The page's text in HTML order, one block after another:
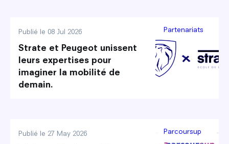
Publié le 08 Jul 2026
Strate et Peugeot unissent
leurs expertises pour
imaginer la mobilité de
demain.
Partenariats
Publié le 27 May 2026 Parcoursup